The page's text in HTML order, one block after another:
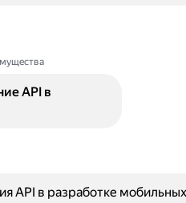
API в
API в разработке мобильных